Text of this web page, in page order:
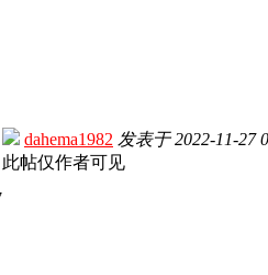
dahema1982 发表于2022-11-27
此帖仅作者可见